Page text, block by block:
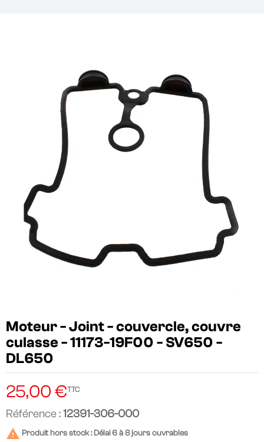
Moteur - Joint - couvercle, couvre
culasse - 11173-19F00 - SV650 -
DL650
25,00 €TTC
Référence :12391-306-000
 Produit hors stock : Délai 6 à 8 jours ouvrables